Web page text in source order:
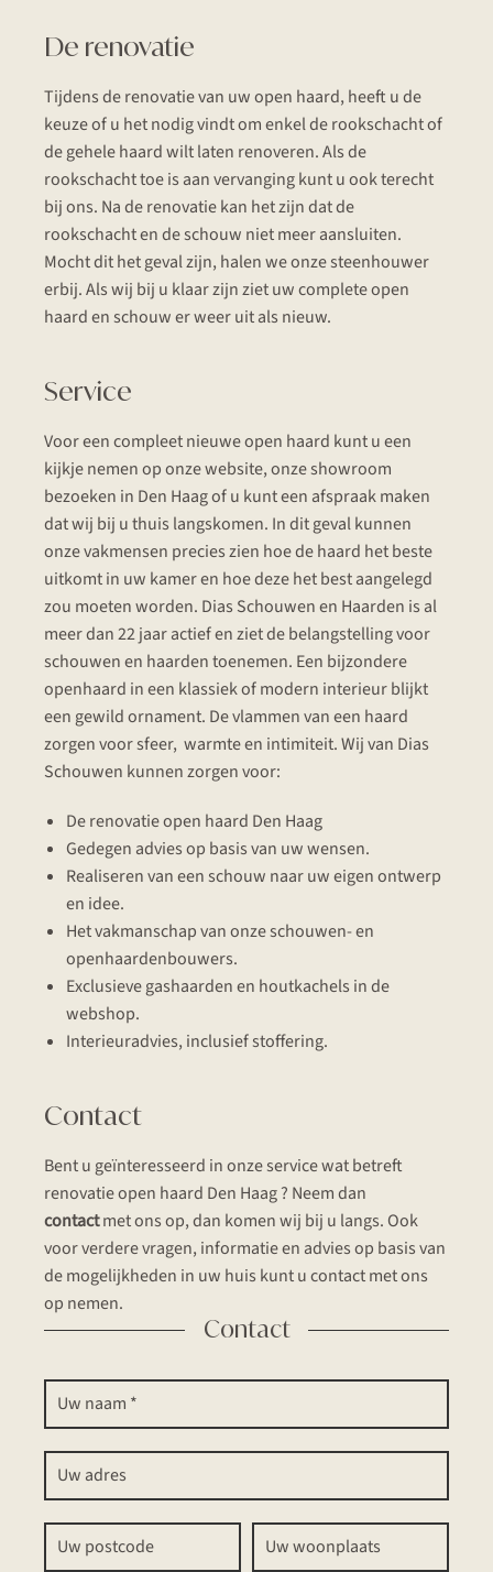
De renovatie
Tijdens de renovatie van uw open haard, heeft u de
keuze of u het nodig vindt om enkel de rookschacht of
de gehele haard wilt laten renoveren. Als de
rookschacht toe is aan vervanging kunt u ook terecht
bij ons. Na de renovatie kan het zijn dat de
rookschacht en de schouw niet meer aansluiten.
Mocht dit het geval zijn, halen we onze steenhouwer
erbij. Als wij bij u klaar zijn ziet uw complete open
haard en schouw er weer uit als nieuw.
Service
Voor een compleet nieuwe open haard kunt u een
kijkje nemen op onze website, onze showroom
bezoeken in Den Haag of u kunt een afspraak maken
dat wij bij u thuis langskomen. In dit geval kunnen
onze vakmensen precies zien hoe de haard het beste
uitkomt in uw kamer en hoe deze het best aangelegd
zou moeten worden. Dias Schouwen en Haarden is al
meer dan 22 jaar actief en ziet de belangstelling voor
schouwen en haarden toenemen. Een bijzondere
openhaard in een klassiek of modern interieur blijkt
een gewild ornament. De vlammen van een haard
zorgen voor sfeer, warmte en intimiteit. Wij van Dias
Schouwen kunnen zorgen voor:
De renovatie open haard Den Haag
Gedegen advies op basis van uw wensen.
Realiseren van een schouw naar uw eigen ontwerp
en idee.
Het vakmanschap van onze schouwen- en
openhaardenbouwers.
Exclusieve gashaarden en houtkachels in de
webshop.
Interieuradvies, inclusief stoffering.
Contact
Bent u geïnteresseerd in onze service wat betreft
renovatie open haard Den Haag ? Neem dan
contactmet ons op, dan komen wij bij u langs. Ook
voor verdere vragen, informatie en advies op basis van
de mogelijkheden in uw huis kunt u contact met ons
op nemen.
Contact